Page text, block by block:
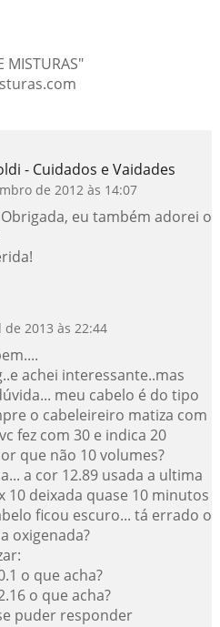
MISTURAS"
- Cuidados e Vaidades
de 2012 às 14:07
Obrigada, eu também adorei o
2013 às 22:44
achei interessante..mas
meu cabelo é do tipo
o cabeleireiro matiza com
fez com 30 e indica 20
que não 10 volumes?
a cor 12.89 usada a ultima
10 deixada quase 10 minutos
ficou escuro... tá errado o
oxigenada?
o que acha?
o que acha?
puder responder